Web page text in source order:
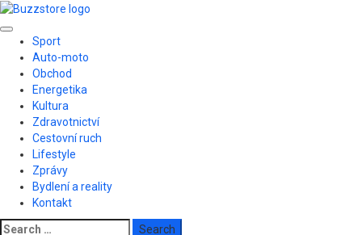
Skip
content
Primary
Menu
Sport
Auto-moto
Obchod
Energetika
Kultura
Zdravotnictví
Cestovní ruch
Lifestyle
Zprávy
Bydlení a reality
Kontakt
Search